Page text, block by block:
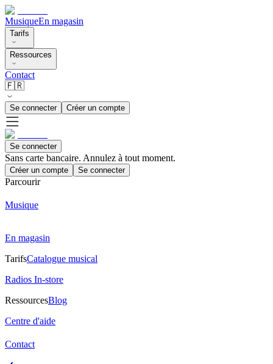
MusiqueEn magasin
Tarifs
Ressources
Contact
🇫🇷
Se connecter Créer un compte
Se connecter
Sans carte bancaire. Annulez à tout moment.
Créer un compte Se connecter
Parcourir
Musique
En magasin
TarifsCatalogue musical
Radios In-store
RessourcesBlog
Centre d'aide
Contact